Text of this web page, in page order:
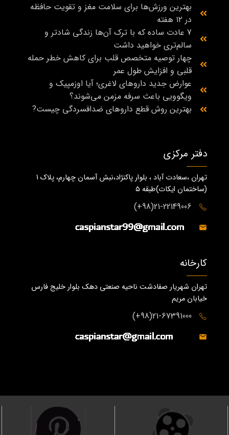
بهترین ورزش‌ها برای سلامت مغز و تقویت حافظه
در ۱۲ هفته
7 عادت ساده که با ترک آن‌ها زندگی شادتر و
سالم‌تری خواهید داشت
چهار توصیه متخصص قلب برای کاهش خطر حمله
قلبی و افزایش طول عمر
عوارض جدید داروهای لاغری؛ آیا اوزمپیک و
ویگوویی باعث سرفه مزمن می‌شوند؟
بهترین روش قطع داروهای ضدافسردگی چیست?
دفتر مرکزی
تهران ،سعادت آباد ، بلوار پاکنژاد،نبش آسمان چهارم، پلاک 1
(ساختمان ايكات)طبقه ٥
21-22149006(98+)
کارخانه
تهران شهریار صفادشت ناحیه صنعتی دهک بلوار خلیج فارس
خیابان مریم
21-67391000(98+)